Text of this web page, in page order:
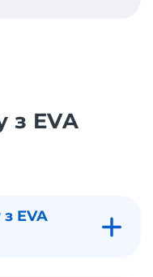
з EVA
EVA